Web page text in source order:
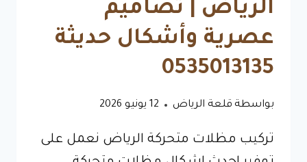
الرياض | تصاميم
عصرية وأشكال حديثة
0535013135
بواسطة قلعة الرياض 12 يونيو 2026
تركيب مظلات متحركة الرياض نعمل على